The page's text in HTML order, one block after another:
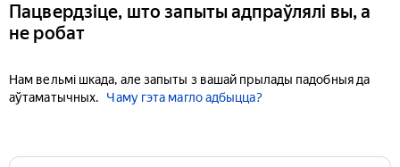
Пацвердзіце, што запыты адпраўлялі вы, а
не робат
Нам вельмі шкада, але запыты з вашай прылады падобныя да
аўтаматычных.
Чаму гэта магло адбыцца?